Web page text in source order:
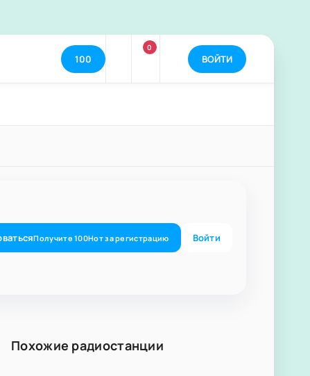
100
0
ВОЙТИ
Получите100Нотза регистрацию Войти
Похожие радиостанции